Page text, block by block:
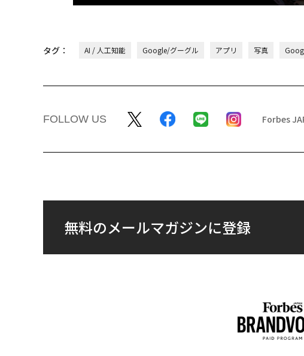
タグ： AI / 人工知能 Google/グーグル アプリ 写真
FOLLOW US Forbes
無料のメールマガジンに登録